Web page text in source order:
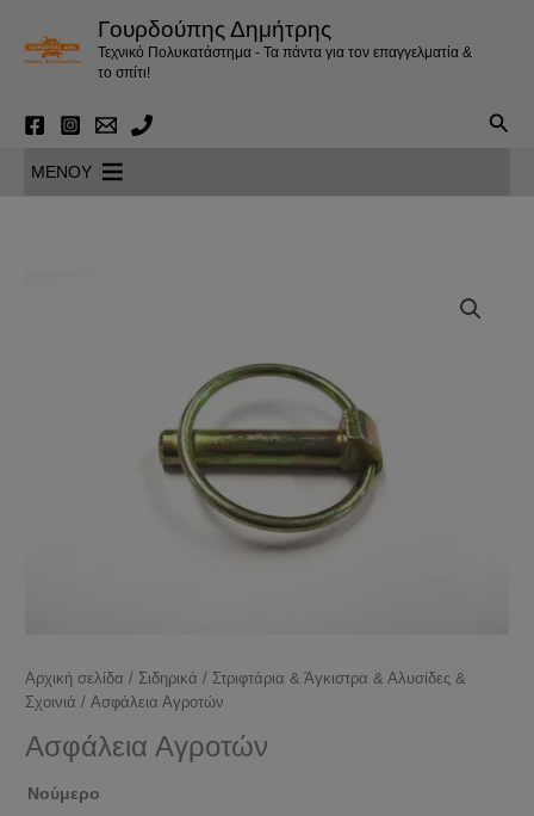
περιεχόμενο
Γουρδούπης Δημήτρης
Τεχνικό Πολυκατάστημα - Τα πάντα για τον επαγγελματία &
το σπίτι!
MENOY
Αρχική σελίδα / Σιδηρικά / Στριφτάρια & Άγκιστρα & Αλυσίδες &
Σχοινιά / Ασφάλεια Αγροτών
Ασφάλεια Αγροτών
Νούμερο